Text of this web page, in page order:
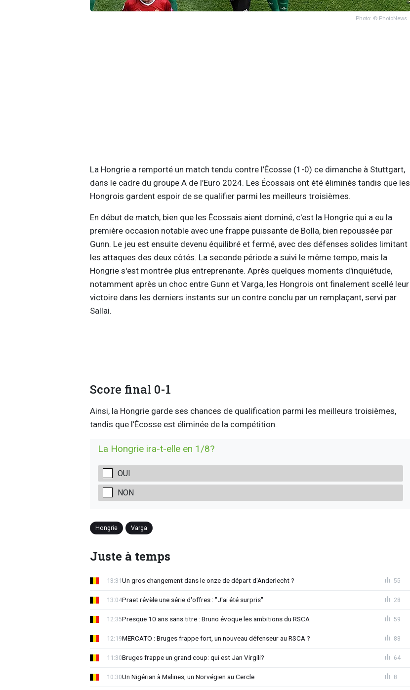
Photo: © PhotoNews
La Hongrie a remporté un match tendu contre l’Écosse (1-0) ce dimanche à Stuttgart,
dans le cadre du groupe A de l’Euro 2024. Les Écossais ont été éliminés tandis que les
Hongrois gardent espoir de se qualifier parmi les meilleurs troisièmes.
En début de match, bien que les Écossais aient dominé, c'est la Hongrie qui a eu la
première occasion notable avec une frappe puissante de Bolla, bien repoussée par
Gunn. Le jeu est ensuite devenu équilibré et fermé, avec des défenses solides limitant
les attaques des deux côtés. La seconde période a suivi le même tempo, mais la
Hongrie s'est montrée plus entreprenante. Après quelques moments d'inquiétude,
notamment après un choc entre Gunn et Varga, les Hongrois ont finalement scellé leur
victoire dans les derniers instants sur un contre conclu par un remplaçant, servi par
Sallai.
Score final 0-1
Ainsi, la Hongrie garde ses chances de qualification parmi les meilleurs troisièmes,
tandis que l’Écosse est éliminée de la compétition.
La Hongrie ira-t-elle en 1/8?
OUI
NON
Hongrie Varga
Juste à temps
Un gros changement dans le onze de départ d'Anderlecht ?
13:31 55
Praet révèle une série d'offres : "J'ai été surpris"
13:04 28
Presque 10 ans sans titre : Bruno évoque les ambitions du RSCA
12:35 59
MERCATO : Bruges frappe fort, un nouveau défenseur au RSCA ?
12:19 88
Bruges frappe un grand coup: qui est Jan Virgili?
11:30 64
Un Nigérian à Malines, un Norvégien au Cercle
10:30 8